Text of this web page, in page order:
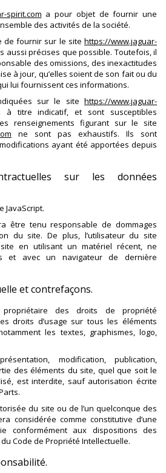
spirit.com a pour objet de fournir une
des activités de la société.
de fournir sur le site https://www.jaguar-
aussi précises que possible. Toutefois, il
des omissions, des inexactitudes
à jour, qu’elles soient de son fait ou du
lui fournissent ces informations.
sur le site https://www.jaguar-
à titre indicatif, et sont susceptibles
renseignements figurant sur le site
ne sont pas exhaustifs. Ils sont
ayant été apportées depuis
sur les données
JavaScript.
être tenu responsable de dommages
du site. De plus, l’utilisateur du site
en utilisant un matériel récent, ne
et avec un navigateur de dernière
et contrefaçons.
des droits de propriété
droits d’usage sur tous les éléments
les textes, graphismes, logo,
modification, publication,
des éléments du site, quel que soit le
est interdite, sauf autorisation écrite
du site ou de l’un quelconque des
considérée comme constitutive d’une
conformément aux dispositions des
Code de Propriété Intellectuelle.